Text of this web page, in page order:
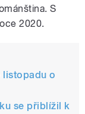
S
2020.
listopadu o
se přiblížil k